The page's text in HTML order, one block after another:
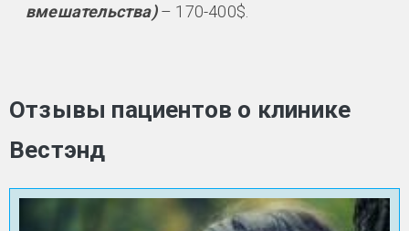
вмешательства)– 170-400$.
Отзывы пациентов о клинике
Вестэнд